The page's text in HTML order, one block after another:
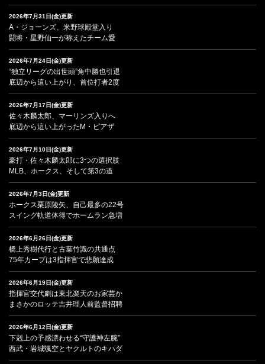
2026年7月31日(金)更新
A・ジョーンズ、米野球殿堂入り
闘将・星野仙一が称えたチーム愛
2026年7月24日(金)更新
“独立リーグの出世頭”角中勝也引退
底辺から這い上がり、首位打者2度
2026年7月17日(金)更新
佐々木麟太郎、マーリンズ入りへ
底辺から這い上がったM・ピアザ
2026年7月10日(金)更新
豪打・佐々木麟太郎に3つの選択肢
MLB、ホークス、そして第3の道
2026年7月3日(金)更新
ホークス栗原陵矢、自己最多の22号
スイング軌道体得でホームラン急増
2026年6月26日(金)更新
橋上秀樹代行と古葉竹識の共通点
75年カープは3指揮官で悲願達成
2026年6月19日(金)更新
指揮官交代劇は東北楽天のお家芸か
まさかのロッテ吉井理人前監督招聘
2026年6月12日(金)更新
下剋上の予感漂わせる“守護神左腕”
西武・岩城颯空とヤクルトのキハダ